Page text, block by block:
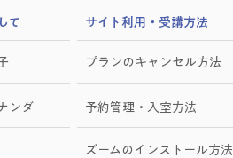
て
ンダ
サイト利用・受講方法
プランのキャンセル方法
予約管理・入室方法
ズームのインストール方法